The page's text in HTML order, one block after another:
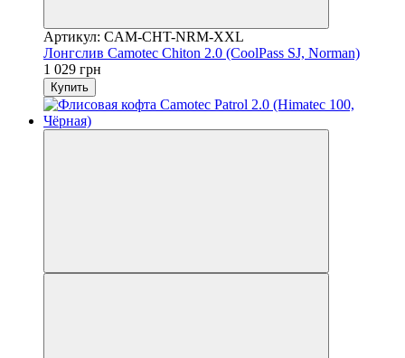
Артикул: CAM-CHT-NRM-XXL
Лонгслив Camotec Chiton 2.0 (CoolPass SJ, Norman)
1 029 грн
Купить